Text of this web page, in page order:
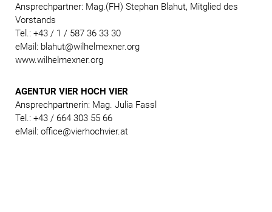
Ansprechpartner: Mag.(FH) Stephan Blahut, Mitglied des
Vorstands
Tel.: +43 / 1 / 587 36 33 30
eMail: blahut@wilhelmexner.org
www.wilhelmexner.org
AGENTUR VIER HOCH VIER
Ansprechpartnerin: Mag. Julia Fassl
Tel.: +43 / 664 303 55 66
eMail: office@vierhochvier.at